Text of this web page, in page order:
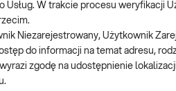
Usług. W trakcie procesu weryfikacji
Niezarejestrowany, Użytkownik
do informacji na temat adresu,
zgodę na udostępnienie